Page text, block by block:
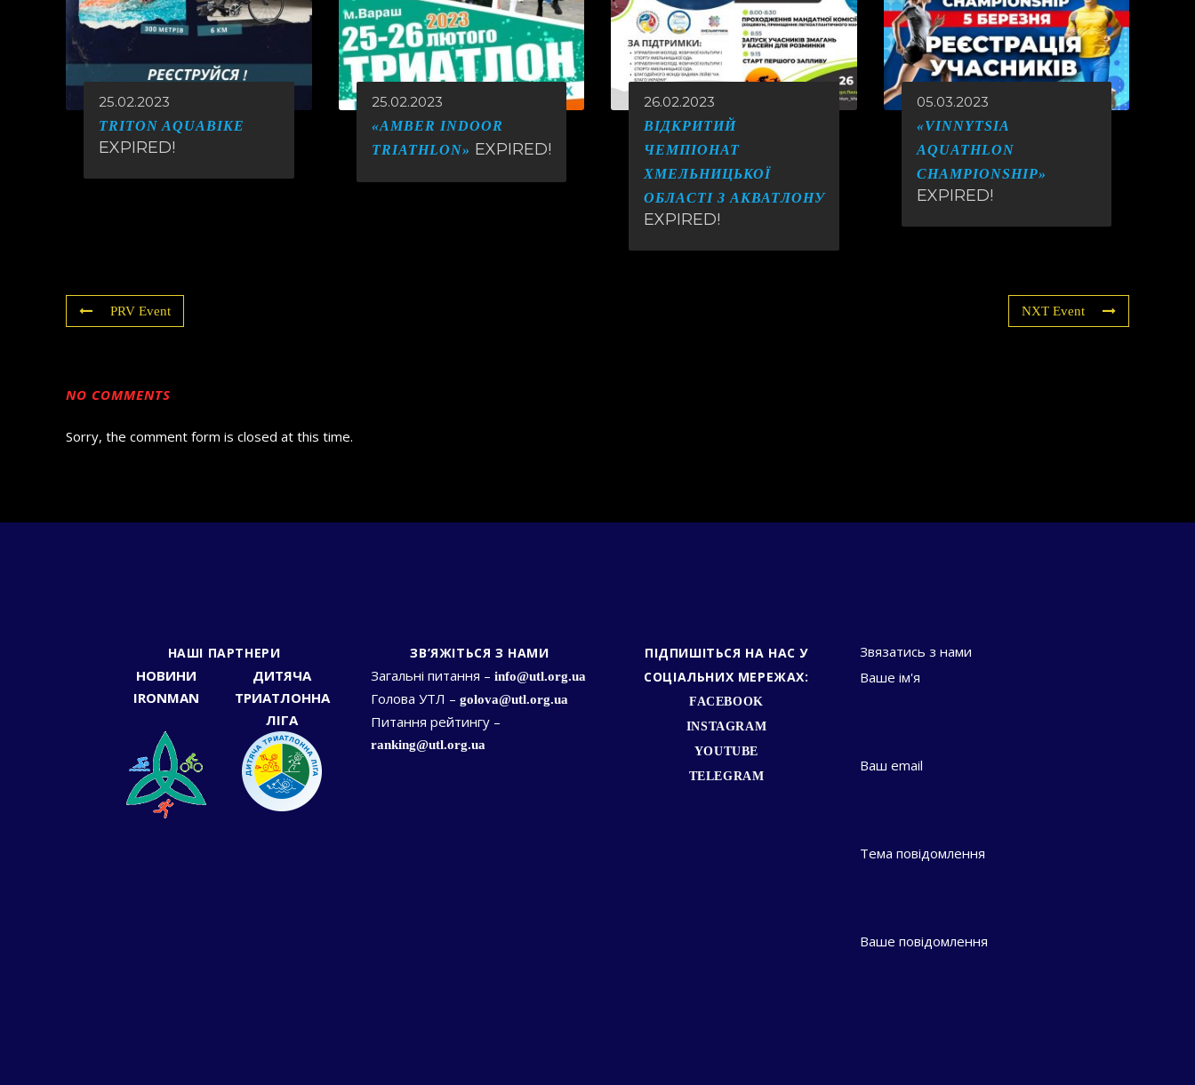
25.02.2023
TRITON AQUABIKE
EXPIRED!
25.02.2023
«AMBER INDOOR
TRIATHLON» EXPIRED!
26.02.2023
ВІДКРИТИЙ
ЧЕМПІОНАТ
ХМЕЛЬНИЦЬКОЇ
ОБЛАСТІ З АКВАТЛОНУ
EXPIRED!
05.03.2023
«VINNYTSIA
AQUATHLON
CHAMPIONSHIP»
EXPIRED!
PRV Event NXT Event
NO COMMENTS
Sorry, the comment form is closed at this time.
НАШІ ПАРТНЕРИ
НОВИНИ
IRONMAN
ДИТЯЧА
ТРИАТЛОННА
ЛІГА
ЗВ’ЯЖІТЬСЯ З НАМИ
Загальні питання – info@utl.org.ua
Голова УТЛ – golova@utl.org.ua
Питання рейтингу –
ranking@utl.org.ua
ПІДПИШІТЬСЯ НА НАС У
СОЦІАЛЬНИХ МЕРЕЖАХ:
FACEBOOK
INSTAGRAM
YOUTUBE
TELEGRAM
Звязатись з нами
Ваше ім'я
Ваш email
Тема повідомлення
Ваше повідомлення